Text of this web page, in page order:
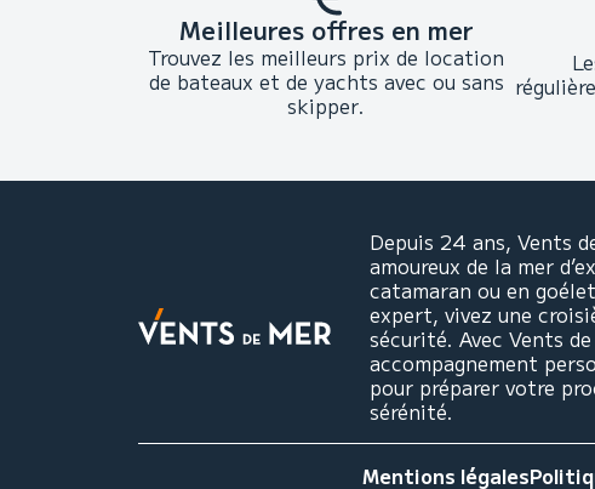
Meilleures offres en mer
Trouvez les meilleurs prix de location
de bateaux et de yachts avec ou sans
skipper.
Depuis 24 ans, Vents
amoureux de la mer
catamaran ou en
expert, vivez une
sécurité. Avec Vents
accompagnement
pour préparer votre
sérénité.
Mentions légales